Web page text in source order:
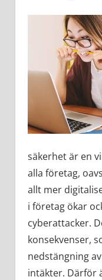
säkerhet är en
alla företag,
allt mer
i företag ökar
cyberattacker.
konsekvenser,
nedstängning
intäkter. Därför